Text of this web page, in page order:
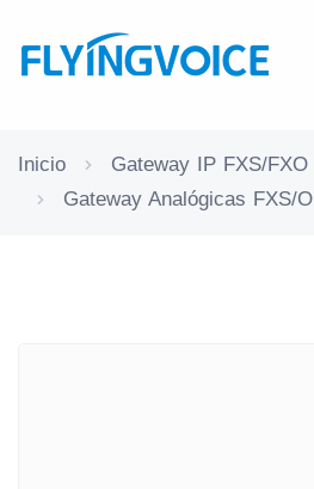
Inicio
Gateway IP FXS/FXO
Gateway Analógicas FXS/O